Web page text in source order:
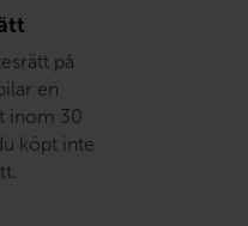
på
en
inom 30
köpt inte